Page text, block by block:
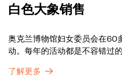
白色大象销售
奥克兰博物馆妇女委员会在60
动。每年的活动都是不容错过的
了解更多